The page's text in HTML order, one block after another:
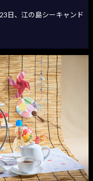
日、江の島シーキャンド